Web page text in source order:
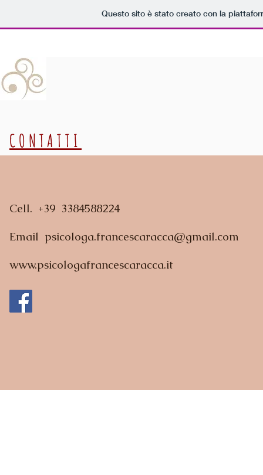
Questo sito è stato creato con la
CONTATTI
Cell. +39 3384588224
Email psicologa.francescaracca@gmail.com
www.psicologafrancescaracca.it